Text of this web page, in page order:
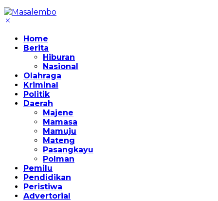
Home
Berita
Hiburan
Nasional
Olahraga
Kriminal
Politik
Daerah
Majene
Mamasa
Mamuju
Mateng
Pasangkayu
Polman
Pemilu
Pendidikan
Peristiwa
Advertorial